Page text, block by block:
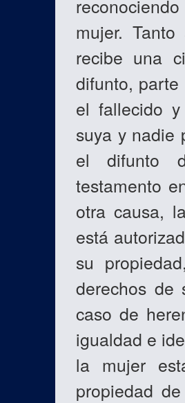
mujer.
recibe una
difunto,
el fallecido
suya y nadie
el difunto
testamento
otra causa,
está
su
derechos de
caso de
igualdad e
la mujer
propiedad